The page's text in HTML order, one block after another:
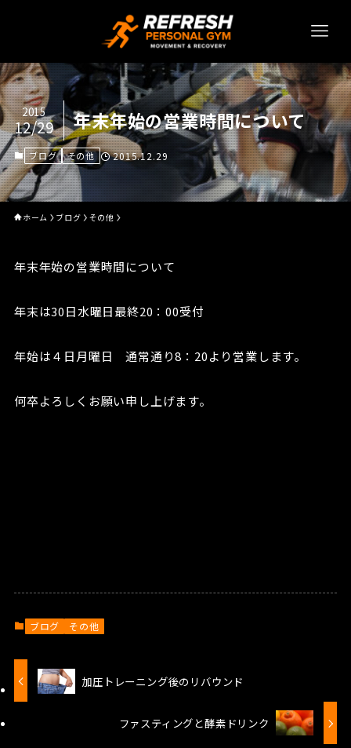
年末年始の営業時間について
2015
12/29
ブログ その他 2015.12.29
ホーム ブログ その他
年末年始の営業時間について
年末は30日水曜日最終20：00受付
年始は４日月曜日 通常通り8：20より営業します。
何卒よろしくお願い申し上げます。
ブログ その他
加圧トレーニング後のリバウンド
ファスティングと酵素ドリンク